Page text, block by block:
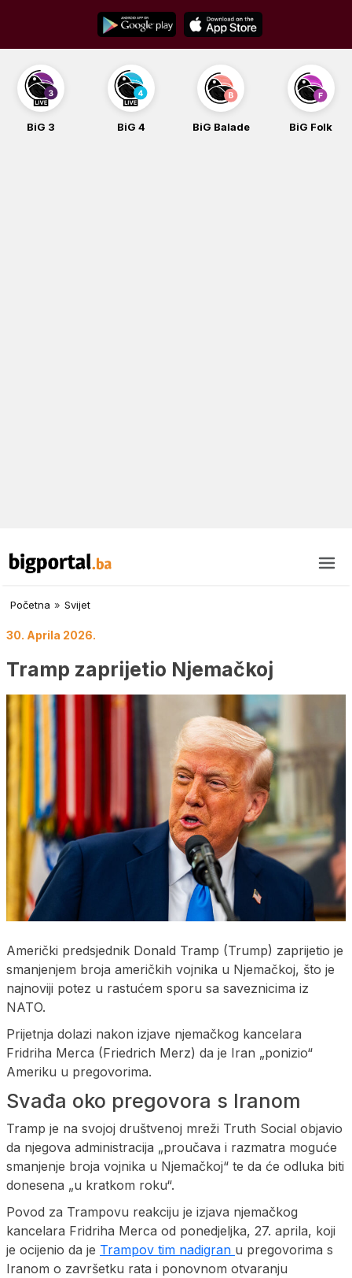
content
BiG 3 BiG 4 BiG Balade BiG Folk
Početna » Svijet
30. Aprila 2026.
Tramp zaprijetio Njemačkoj
Američki predsjednik Donald Tramp (Trump) zaprijetio je
smanjenjem broja američkih vojnika u Njemačkoj, što je
najnoviji potez u rastućem sporu sa saveznicima iz
NATO.
Prijetnja dolazi nakon izjave njemačkog kancelara
Fridriha Merca (Friedrich Merz) da je Iran „ponizio“
Ameriku u pregovorima.
Svađa oko pregovora s Iranom
Tramp je na svojoj društvenoj mreži Truth Social objavio
da njegova administracija „proučava i razmatra moguće
smanjenje broja vojnika u Njemačkoj“ te da će odluka biti
donesena „u kratkom roku“.
Povod za Trampovu reakciju je izjava njemačkog
kancelara Fridriha Merca od ponedjeljka, 27. aprila, koji
je ocijenio da je Trampov tim nadigran u pregovorima s
Iranom o završetku rata i ponovnom otvaranju